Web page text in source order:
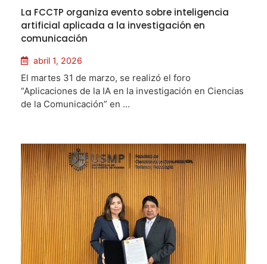
La FCCTP organiza evento sobre inteligencia
artificial aplicada a la investigación en
comunicación
abril 1, 2026
El martes 31 de marzo, se realizó el foro
“Aplicaciones de la IA en la investigación en Ciencias
de la Comunicación” en ...